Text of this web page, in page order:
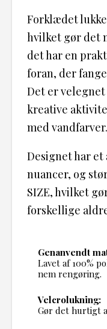
Forklædet
hvilket gør det
det har en
foran, der
Det er
kreative
med vandfarver.
Designet har
nuancer, og
SIZE, hvilket
forskellige
Genanvendt
Lavet af 100%
nem rengøring.
Velcrolukning:
Gør det hurtigt